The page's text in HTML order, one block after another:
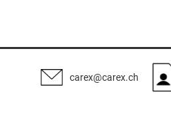
carex@carex.ch